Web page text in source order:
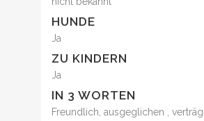
HUNDE
Ja
ZU KINDERN
Ja
IN 3 WORTEN
Freundlich, ausgeglichen ,